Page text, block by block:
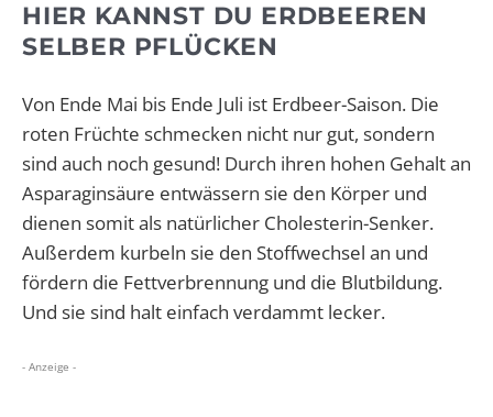
HIER KANNST DU ERDBEEREN
SELBER PFLÜCKEN
Von Ende Mai bis Ende Juli ist Erdbeer-Saison. Die
roten Früchte schmecken nicht nur gut, sondern
sind auch noch gesund! Durch ihren hohen Gehalt an
Asparaginsäure entwässern sie den Körper und
dienen somit als natürlicher Cholesterin-Senker.
Außerdem kurbeln sie den Stoffwechsel an und
fördern die Fettverbrennung und die Blutbildung.
Und sie sind halt einfach verdammt lecker.
- Anzeige -